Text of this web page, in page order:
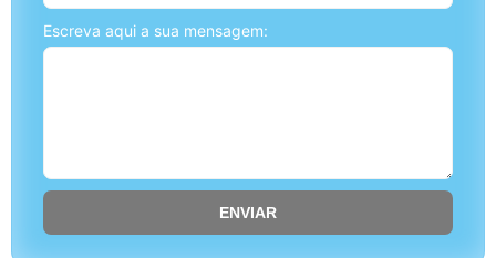
Escreva aqui a sua mensagem:
ENVIAR